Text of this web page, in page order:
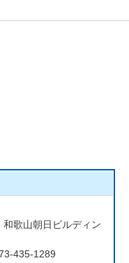
歌山朝日ビルディン
435-1289